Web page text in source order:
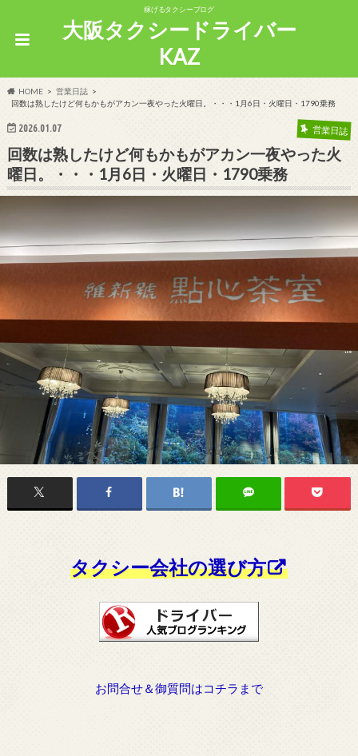
稼げるタクシーブログ
大阪タクシードライバー
KAZ
HOME
営業日誌
回数は熟したけど何もかもがアカン一夜やった火曜日。・・・1月6日・火曜日・1790乗務
2026.01.07 営業日誌
回数は熟したけど何もかもがアカン一夜やった火
曜日。・・・1月6日・火曜日・1790乗務
タクシー会社の選び方
お問合せ＆御質問はコチラまで